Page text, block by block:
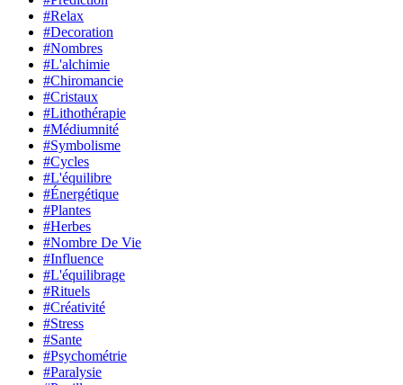
#Relax
#Decoration
#Nombres
#L'alchimie
#Chiromancie
#Cristaux
#Lithothérapie
#Médiumnité
#Symbolisme
#Cycles
#L'équilibre
#Énergétique
#Plantes
#Herbes
#Nombre De Vie
#Influence
#L'équilibrage
#Rituels
#Créativité
#Stress
#Sante
#Psychométrie
#Paralysie